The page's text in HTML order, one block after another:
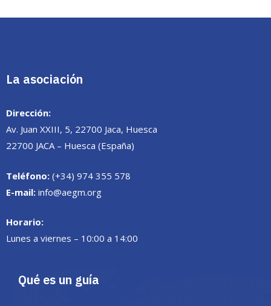
La asociación
Dirección:
Av. Juan XXIII, 5, 22700 Jaca, Huesca
22700 JACA – Huesca (España)
Teléfono: (+34) 974 355 578
E-mail: info@aegm.org
Horario:
Lunes a viernes – 10:00 a 14:00
Qué es un guía